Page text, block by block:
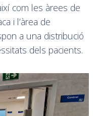
com les àrees de
i l’àrea de
a una distribució
dels pacients.